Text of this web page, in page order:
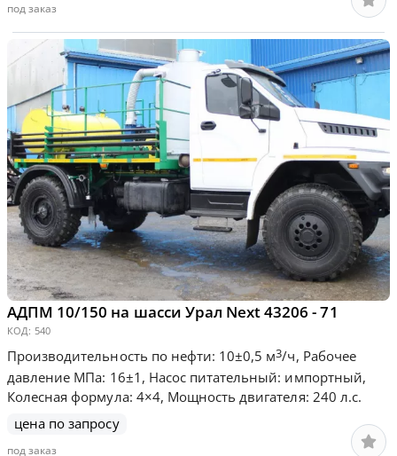
под заказ
АДПМ 10/150 на шасси Урал Next 43206 - 71
КОД: 540
Производительность по нефти: 10±0,5 м3/ч, Рабочее
давление МПа: 16±1, Насос питательный: импортный,
Колесная формула: 4×4, Мощность двигателя: 240 л.с.
цена по запросу
под заказ